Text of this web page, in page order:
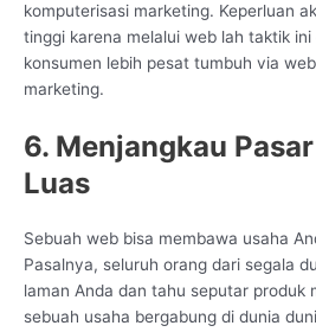
komputerisasi marketing. Keperluan
tinggi karena melalui web lah taktik
konsumen lebih pesat tumbuh via
marketing.
6. Menjangkau
Luas
Sebuah web bisa membawa usaha
Pasalnya, seluruh orang dari segala
laman Anda dan tahu seputar produk
sebuah usaha bergabung di dunia